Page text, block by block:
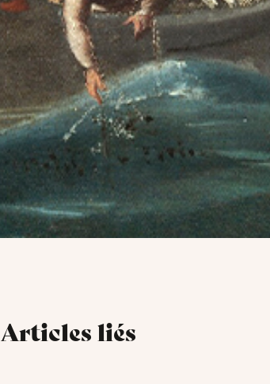
Articles liés